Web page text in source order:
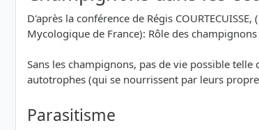
D'après la conférence de Régis
Mycologique de France): Rôle des
Sans les champignons, pas de vie possible
autotrophes (qui se nourrissent par leurs
Parasitisme